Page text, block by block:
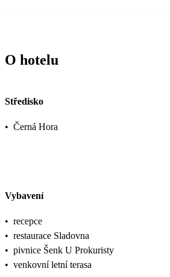
O hotelu
Středisko
• Černá Hora
Vybavení
• recepce
• restaurace Sladovna
• pivnice Šenk U Prokuristy
• venkovní letní terasa